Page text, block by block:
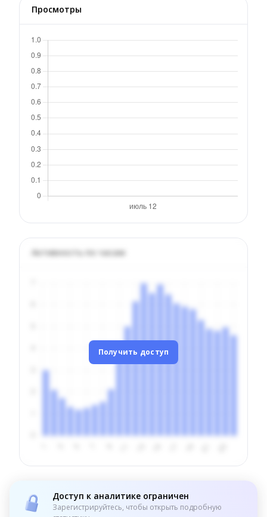
Просмотры
Активность по часам
Получить доступ
Доступ к аналитике ограничен
Зарегистрируйтесь, чтобы открыть подробную